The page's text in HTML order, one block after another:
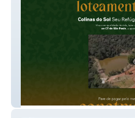
Colinas do Sol Cotia